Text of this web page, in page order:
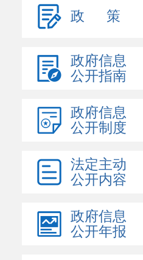
政 策
政府信息
公开指南
政府信息
公开制度
法定主动
公开内容
政府信息
公开年报